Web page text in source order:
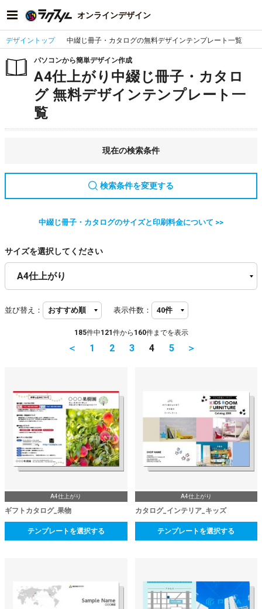
オンラインデザイン
デザイントップ 中綴じ冊子・カタログの無料デザインテンプレート一覧
パソコンから簡単デザイン作成
A4仕上がり中綴じ冊子・カタロ
グ 無料デザインテンプレート一
覧
現在の検索条件
検索条件を変更する
中綴じ冊子・カタログのサイズと印刷料金について >>
サイズを選択してください
並び替え： 表示件数：
185件中121 件から 160件までを表示
＜ 1 2 3 4 5 ＞
A4仕上がり
ギフトカタログ_果物
テンプレートを選択する
A4仕上がり
カタログ_インテリア_キッズ
テンプレートを選択する